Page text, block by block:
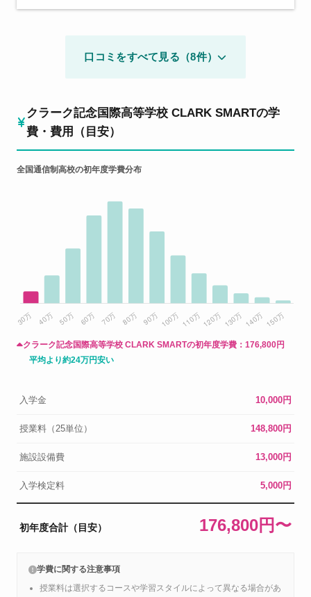
口コミをすべて見る（8件）
クラーク記念国際高等学校 CLARK SMARTの学
費・費用（目安）
全国通信制高校の初年度学費分布
クラーク記念国際高等学校 CLARK SMARTの初年度学費： 176,800円
平均より約24万円安い
入学金 10,000円
授業料（25単位） 148,800円
施設設備費 13,000円
入学検定料 5,000円
初年度合計（目安） 176,800円〜
学費に関する注意事項
授業料は選択するコースや学習スタイルによって異なる場合があ